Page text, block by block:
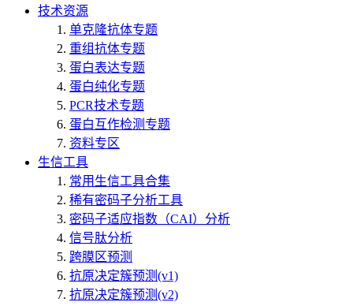
技术资源
单克隆抗体专题
重组抗体专题
蛋白表达专题
蛋白纯化专题
PCR技术专题
蛋白互作检测专题
资料专区
生信工具
常用生信工具合集
稀有密码子分析工具
密码子适应指数（CAI）分析
信号肽分析
跨膜区预测
抗原决定簇预测(v1)
抗原决定簇预测(v2)